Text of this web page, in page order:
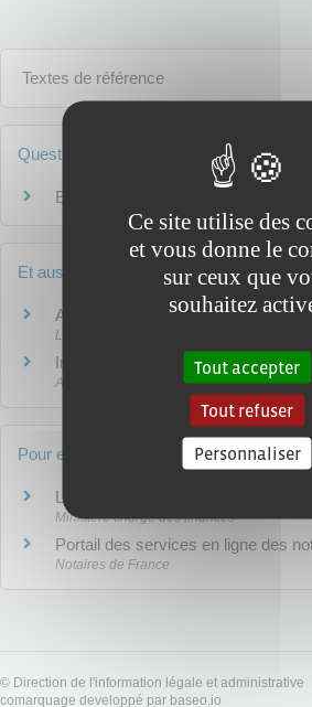
Textes de référence
Questions ? Réponses !
En quoi consiste l'usufruit ?
Et aussi
Achat ou vente d'un logement
Logement
Impôt sur le revenu - Déclarer les
Argent - Impôts - Consommation
Pour en savoir plus
Le viager : comment ça marche ?
Ministère chargé des finances
Portail des services en ligne des
Notaires de France
© Direction de l'information légale et administrative
comarquage developpé par baseo.io
Ce site utilise des
et vous donne le
sur ceux que
souhaitez
Tout accepter
Tout refuser
Personnaliser